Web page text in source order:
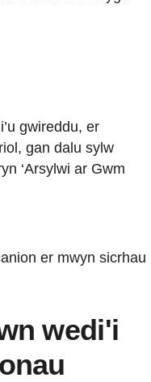
gwireddu, er
gan dalu sylw
‘Arsylwi ar Gwm
er mwyn sicrhau
wedi'i